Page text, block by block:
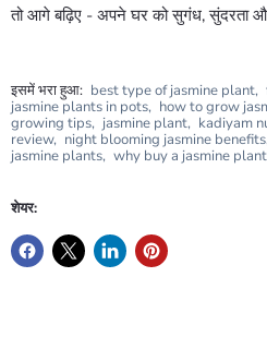
तो आगे बढ़िए - अपने घर को सुगंध, सुंदरता
इसमें भरा हुआ: best type of jasmine plant,
jasmine plants in pots, how to grow
growing tips, jasmine plant, kadiyam
review, night blooming jasmine benefits
jasmine plants, why buy a jasmine plant
शेयर: